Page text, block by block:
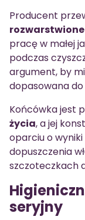
Producent
pracę w małej
podczas
argument, by
dopasowana do
Końcówka jest
życia, a jej
oparciu o
dopuszczenia
szczoteczkach
seryjny